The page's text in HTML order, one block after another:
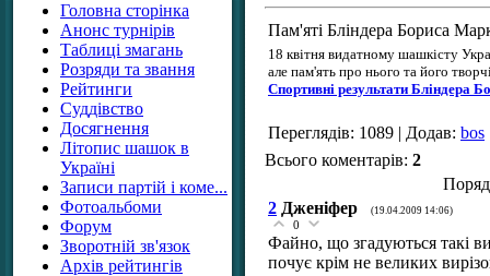
Головна сторінка
Анонс турнірів
Таблиці змагань
Розряди та звання
Рейтинги
Суддівство
Досягнення
Літопис шашок в
Україні
Записи партій і коме...
Фотоальбоми
Форум
Зворотній зв'язок
Архів рейтингів
Пам'яті Бліндера Бориса
18 квітня видатному шашкісту
але пам'ять про нього та його
Спортивні результати Бліндера
Переглядів: 1089 | Додав: bos
Всього коментарів: 2
2 Дженіфер (19.04.2009 14:06)
0
Файно, що згадуються такі
почує крім не великих